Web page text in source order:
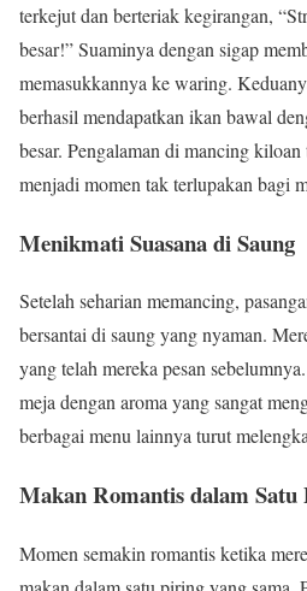
terkejut dan berteriak kegirangan,
besar!” Suaminya dengan sigap
memasukkannya ke waring.
berhasil mendapatkan ikan bawal
besar. Pengalaman di mancing
menjadi momen tak terlupakan bagi
Menikmati Suasana di Saung
Setelah seharian memancing,
bersantai di saung yang nyaman.
yang telah mereka pesan
meja dengan aroma yang sangat
berbagai menu lainnya turut
Makan Romantis dalam Satu
Momen semakin romantis ketika